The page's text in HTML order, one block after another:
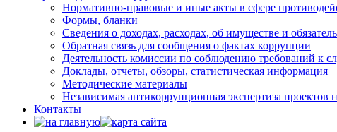
Нормативно-правовые и иные акты в сфере
Формы, бланки
Сведения о доходах, расходах, об имуществе и
Обратная связь для сообщения о фактах коррупции
Деятельность комиссии по соблюдению требований к
Доклады, отчеты, обзоры, статистическая информация
Методические материалы
Независимая антикоррупционная экспертиза
Контакты